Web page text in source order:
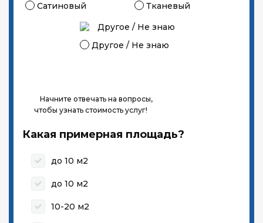
Сатиновый Тканевый
Другое / Не знаю
Начните отвечать на вопросы,
чтобы узнать стоимость услуг!
Какая примерная площадь?
до 10 м2
до 10 м2
10-20 м2